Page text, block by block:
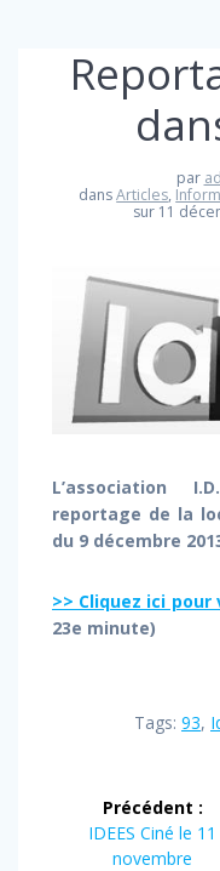
par
dansArticles,
sur 11
L’association
reportage de la
du 9 décembre
>> Cliquez ici
23e minute)
Tags: 93,
Navigation
Précédent :
Article
précédent
IDEES Ciné le 11
novembre